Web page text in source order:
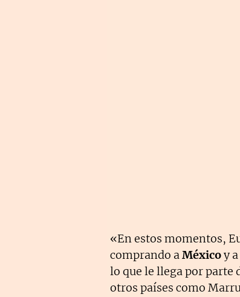
«En estos momentos,
comprando aMéxicoy a
lo que le llega por parte
otros países como